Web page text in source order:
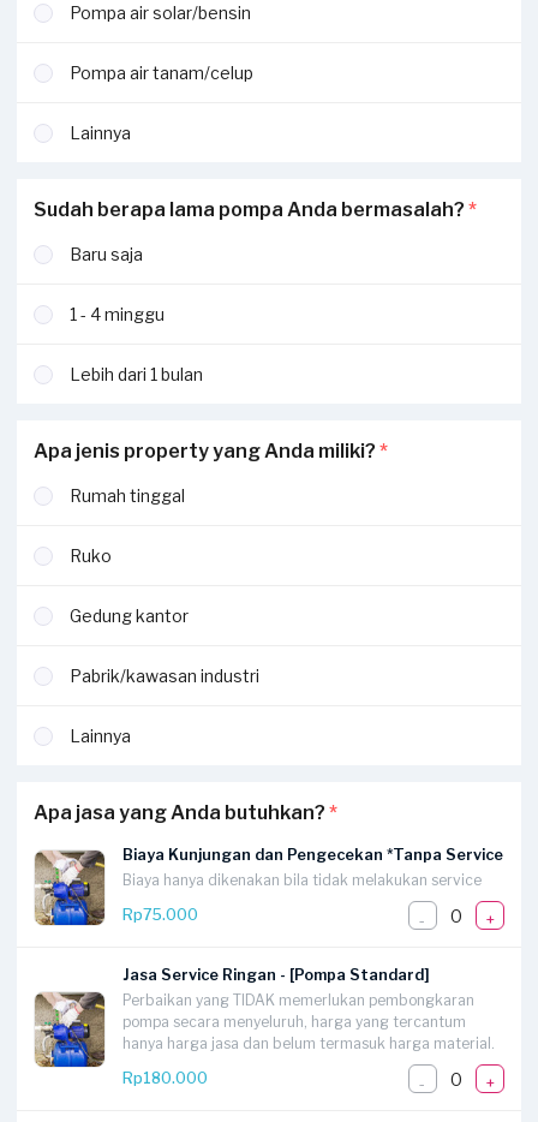
Pompa air solar/bensin
Pompa air tanam/celup
Lainnya
Sudah berapa lama pompa Anda bermasalah? *
Baru saja
1 - 4 minggu
Lebih dari 1 bulan
Apa jenis property yang Anda miliki? *
Rumah tinggal
Ruko
Gedung kantor
Pabrik/kawasan industri
Lainnya
Apa jasa yang Anda butuhkan? *
Biaya Kunjungan dan Pengecekan *Tanpa Service
Biaya hanya dikenakan bila tidak melakukan service
Rp75.000
- 0 +
Jasa Service Ringan - [Pompa Standard]
Perbaikan yang TIDAK memerlukan pembongkaran
pompa secara menyeluruh, harga yang tercantum
hanya harga jasa dan belum termasuk harga material.
Rp180.000
- 0 +